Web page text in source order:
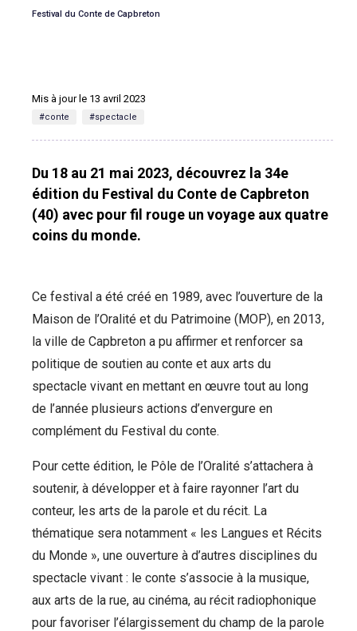
Festival du Conte de Capbreton
Mis à jour le 13 avril 2023
#conte #spectacle
Du 18 au 21 mai 2023, découvrez la 34e
édition du Festival du Conte de Capbreton
(40) avec pour fil rouge un voyage aux quatre
coins du monde.
Ce festival a été créé en 1989, avec l’ouverture de la
Maison de l’Oralité et du Patrimoine (MOP), en 2013,
la ville de Capbreton a pu affirmer et renforcer sa
politique de soutien au conte et aux arts du
spectacle vivant en mettant en œuvre tout au long
de l’année plusieurs actions d’envergure en
complément du Festival du conte.
Pour cette édition, le Pôle de l’Oralité s’attachera à
soutenir, à développer et à faire rayonner l’art du
conteur, les arts de la parole et du récit. La
thématique sera notamment « les Langues et Récits
du Monde », une ouverture à d’autres disciplines du
spectacle vivant : le conte s’associe à la musique,
aux arts de la rue, au cinéma, au récit radiophonique
pour favoriser l’élargissement du champ de la parole